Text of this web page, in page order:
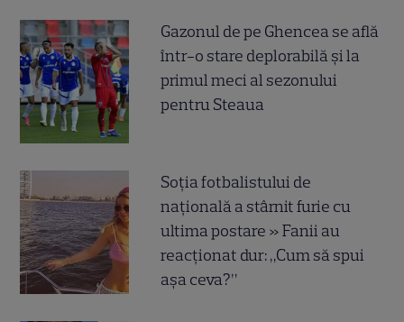
Gazonul de pe Ghencea se află
într-o stare deplorabilă și la
primul meci al sezonului
pentru Steaua
Soția fotbalistului de
națională a stârnit furie cu
ultima postare » Fanii au
reacționat dur: „Cum să spui
așa ceva?”